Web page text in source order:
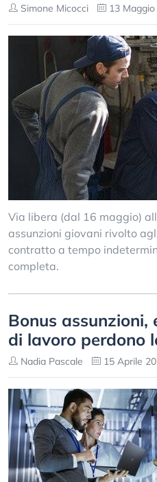
Simone Micocci 13
Via libera (dal 16 maggio)
assunzioni giovani rivolto
contratto a tempo
completa.
Bonus assunzioni,
di lavoro perdono
Nadia Pascale 15 Aprile